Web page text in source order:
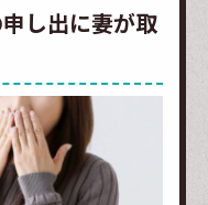
し出に妻が取